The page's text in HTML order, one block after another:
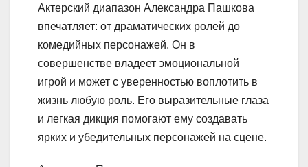
Актерский диапазон Александра Пашкова
впечатляет: от драматических ролей до
комедийных персонажей. Он в
совершенстве владеет эмоциональной
игрой и может с уверенностью воплотить в
жизнь любую роль. Его выразительные глаза
и легкая дикция помогают ему создавать
ярких и убедительных персонажей на сцене.